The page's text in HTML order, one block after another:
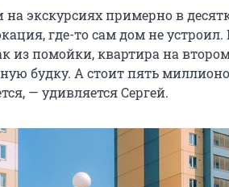
экскурсиях примерно в
где-то сам дом не
из помойки, квартира на
будку. А стоит пять
— удивляется Сергей.